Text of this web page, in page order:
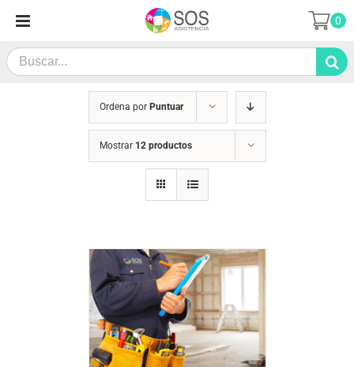
contenido
Search
for:
0
Ordena por Puntuar
Mostrar 12 productos